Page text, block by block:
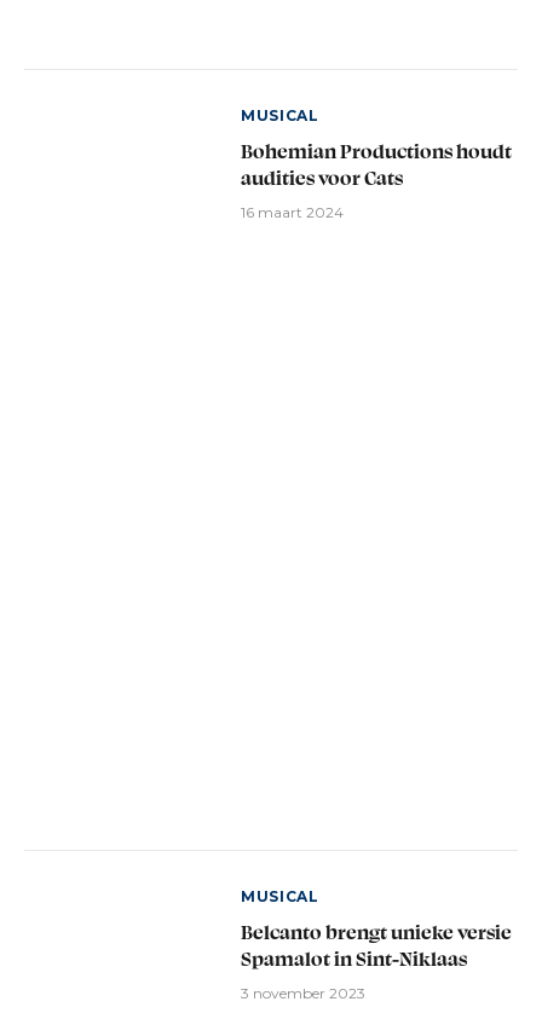
MUSICAL
Bohemian Productions houdt
audities voor Cats
16 maart 2024
MUSICAL
Belcanto brengt unieke versie
Spamalot in Sint-Niklaas
3 november 2023